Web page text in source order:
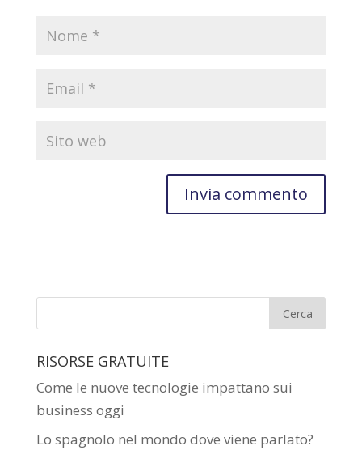
RISORSE GRATUITE
Come le nuove tecnologie impattano sui
business oggi
Lo spagnolo nel mondo dove viene parlato?